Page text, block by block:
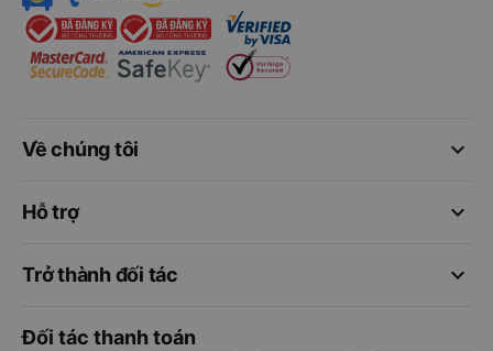
keyboard_arrow_down
Về chúng tôi
keyboard_arrow_down
Hỗ trợ
keyboard_arrow_down
Trở thành đối tác
Đối tác thanh toán